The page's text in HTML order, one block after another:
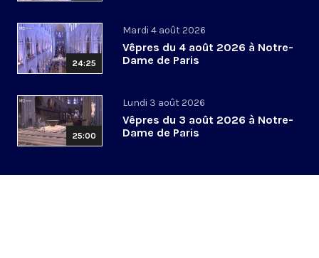
24:25
Mardi 4 août 2026
Vêpres du 4 août 2026 à Notre-
Dame de Paris
25:00
Lundi 3 août 2026
Vêpres du 3 août 2026 à Notre-
Dame de Paris